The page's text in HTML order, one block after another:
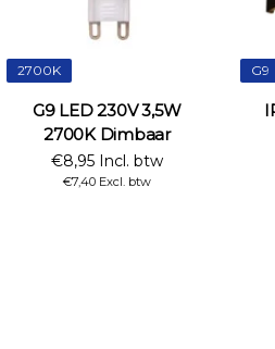
2700K
G9 LED 230V 3,5W
2700K Dimbaar
€8,95 Incl. btw
€7,40 Excl. btw
G9